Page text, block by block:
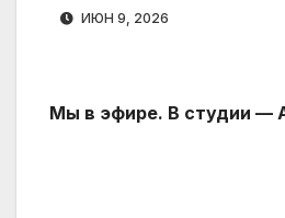
ИЮН 9, 2026
Мы в эфире. В студии —